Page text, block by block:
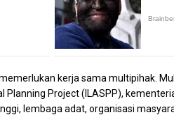
kerja sama multipihak.
Planning Project (ILASPP),
lembaga adat, organisasi